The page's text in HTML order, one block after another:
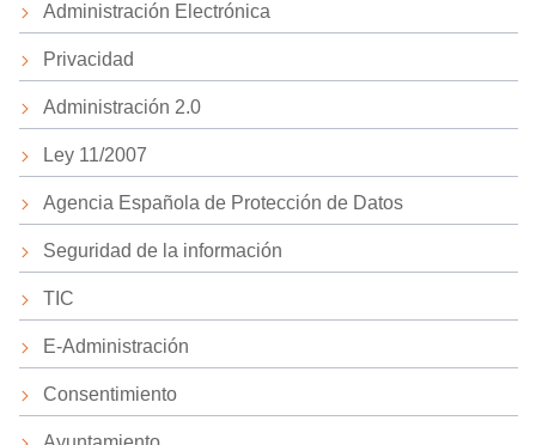
Administración Electrónica
Privacidad
Administración 2.0
Ley 11/2007
Agencia Española de Protección de Datos
Seguridad de la información
TIC
E-Administración
Consentimiento